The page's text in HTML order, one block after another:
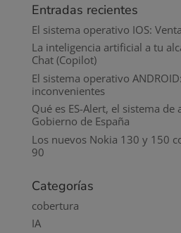
Entradas recientes
El sistema operativo IOS:
La inteligencia artificial a tu
Chat (Copilot)
El sistema operativo
inconvenientes
Qué es ES-Alert, el sistema de
Gobierno de España
Los nuevos Nokia 130 y 150
90
Categorías
cobertura
IA